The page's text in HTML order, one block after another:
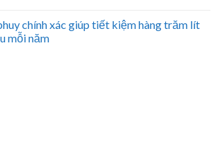
chính xác giúp tiết kiệm hàng trăm lít
mỗi năm